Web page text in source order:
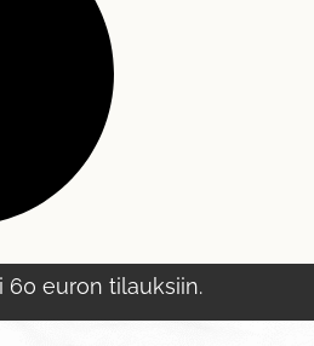
60 euron tilauksiin.